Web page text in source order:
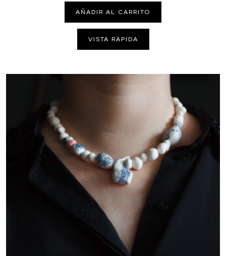
AÑADIR AL CARRITO
VISTA RÁPIDA